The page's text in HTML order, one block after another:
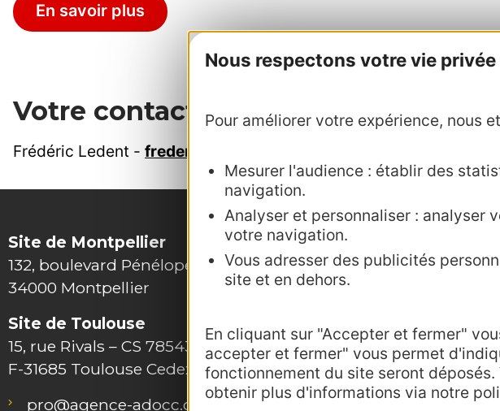
Nous respectons votre vie privée
Pour améliorer votre expérience, nous
Mesurer l'audience : établir des
navigation.
Analyser et personnaliser : analyser
votre navigation.
Vous adresser des publicités
site et en dehors.
En cliquant sur "Accepter et fermer"
accepter et fermer" vous permet
fonctionnement du site seront
obtenir plus d'informations via notre
En savoir plus
Votre contact au CRTL
Frédéric Ledent - frederic.ledent@crtoccitanie.fr
Site de Montpellier
132, boulevard Pénélope
34000 Montpellier
Site de Toulouse
15, rue Rivals – CS 78543
F-31685 Toulouse Cedex 6
pro@agence-adocc.com
Outils de communication